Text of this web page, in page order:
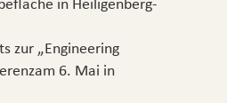
zur „Engineering
6. Mai in